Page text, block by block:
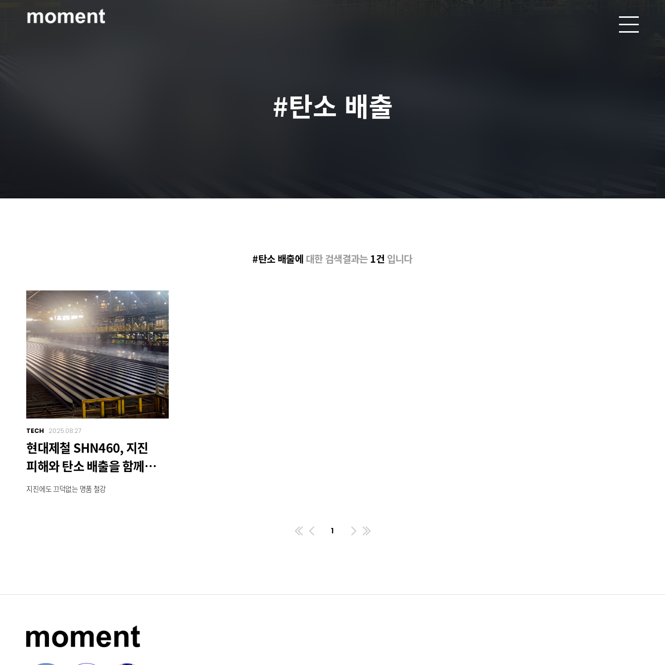
#탄소 배출
#탄소 배출에 대한 검색결과는 1건 입니다
TECH 2025.08.27
현대제철 SHN460, 지진
피해와 탄소 배출을 함께
줄이다
지진에도 끄덕없는 명품 철강
첫번째페이지 1 마지막페이지